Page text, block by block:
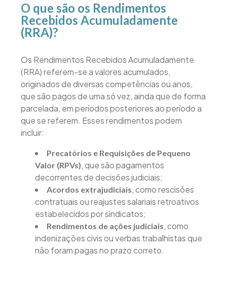
O que são os Rendimentos
Recebidos Acumuladamente
(RRA)?
Os Rendimentos Recebidos Acumuladamente
(RRA) referem-se a valores acumulados,
originados de diversas competências ou anos,
que são pagos de uma só vez, ainda que de forma
parcelada, em períodos posteriores ao período a
que se referem. Esses rendimentos podem
incluir:
Precatórios e Requisições de Pequeno
Valor (RPVs), que são pagamentos
decorrentes de decisões judiciais;
Acordos extrajudiciais, como rescisões
contratuais ou reajustes salariais retroativos
estabelecidos por sindicatos;
Rendimentos de ações judiciais, como
indenizações civis ou verbas trabalhistas que
não foram pagas no prazo correto.